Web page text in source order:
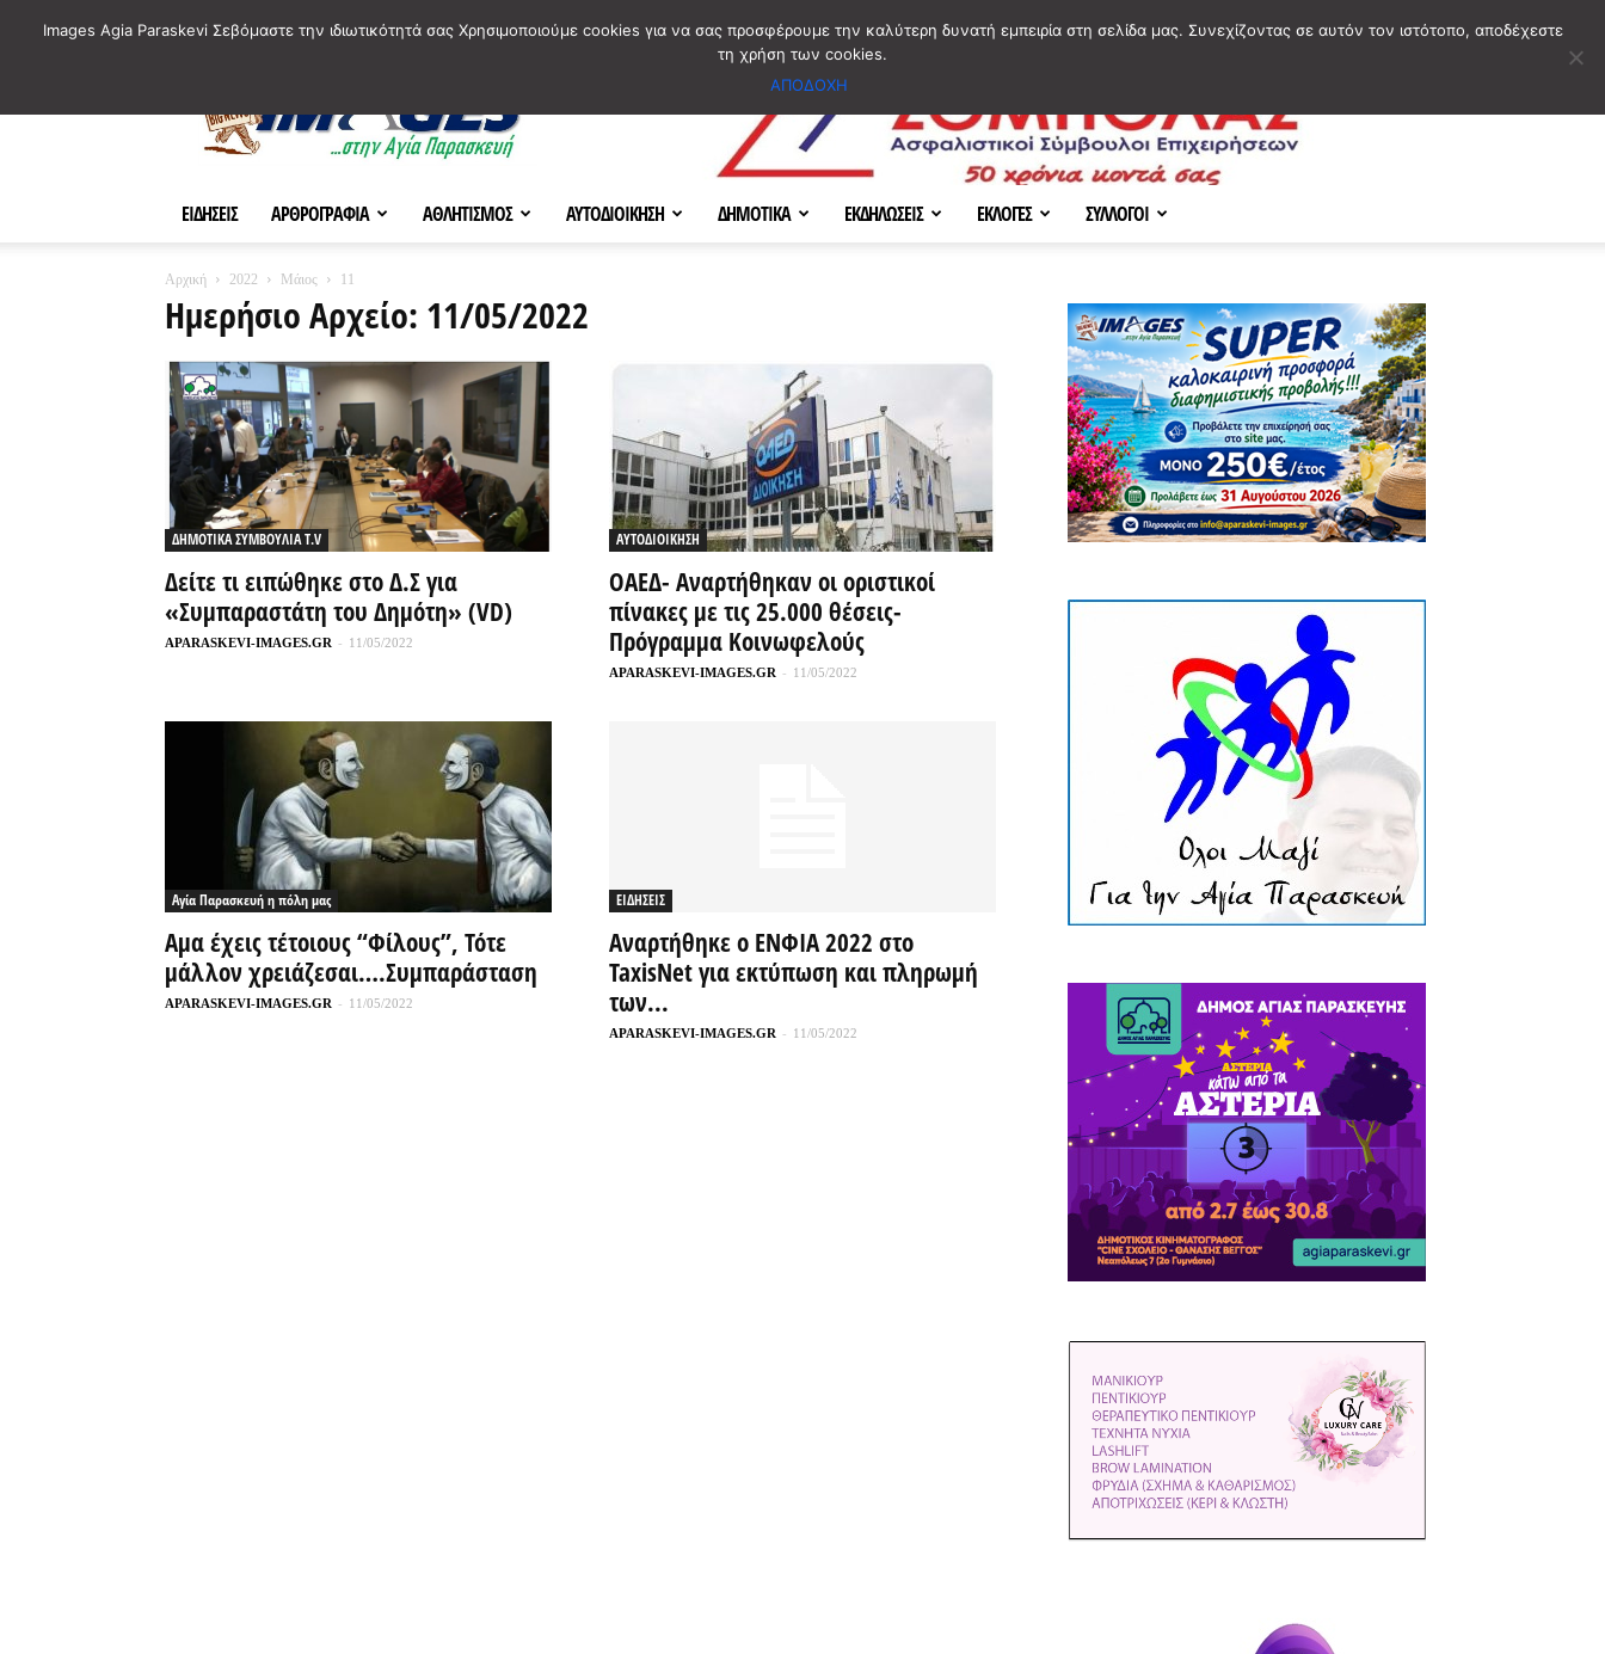
ΕΙΔΗΣΕΙΣ ΑΡΘΡΟΓΡΑΦΙΑ ΑΘΛΗΤΙΣΜΟΣ ΑΥΤΟΔΙΟΙΚΗΣΗ ΔΗΜΟΤΙΚΑ ΕΚΔΗΛΩΣΕΙΣ ΕΚΛΟΓΕΣ ΣΥΛΛΟΓΟΙ
Αρχική 2022 Μάιος 11
Ημερήσιο Αρχείο: 11/05/2022
ΔΗΜΟΤΙΚΑ ΣΥΜΒΟΥΛΙΑ T.V
Δείτε τι ειπώθηκε στο Δ.Σ για
«Συμπαραστάτη του Δημότη» (VD)
APARASKEVI-IMAGES.GR - 11/05/2022
ΑΥΤΟΔΙΟΙΚΗΣΗ
OΑΕΔ- Αναρτήθηκαν οι οριστικοί
πίνακες με τις 25.000 θέσεις-
Πρόγραμμα Κοινωφελούς
APARASKEVI-IMAGES.GR - 11/05/2022
Αγία Παρασκευή η πόλη μας
Αμα έχεις τέτοιους “Φίλους”, Τότε
μάλλον χρειάζεσαι….Συμπαράσταση
APARASKEVI-IMAGES.GR - 11/05/2022
ΕΙΔΗΣΕΙΣ
Αναρτήθηκε ο ΕΝΦΙΑ 2022 στο
TaxisNet για εκτύπωση και πληρωμή
των...
APARASKEVI-IMAGES.GR - 11/05/2022
Images Agia Paraskevi Σεβόμαστε την ιδιωτικότητά σας Χρησιμοποιούμε cookies για να σας προσφέρουμε την καλύτερη δυνατή εμπειρία στη σελίδα μας. Συνεχίζοντας σε αυτόν τον ιστότοπο, αποδέχεστε
τη χρήση των cookies.
ΑΠΟΔΟΧΗ